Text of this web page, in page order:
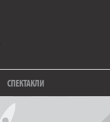
СПЕКТАКЛИ